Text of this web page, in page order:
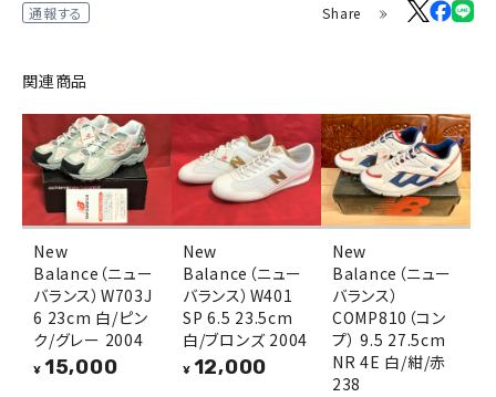
通報する Share
関連商品
New
Balance（ニュー
バランス）W703J
6 23cm 白/ピン
ク/グレー 2004
¥ 15,000
New
Balance（ニュー
バランス）W401
SP 6.5 23.5cm
白/ブロンズ 2004
¥ 12,000
New
Balance（ニュー
バランス）
COMP810（コン
プ） 9.5 27.5cm
NR 4E 白/紺/赤
238